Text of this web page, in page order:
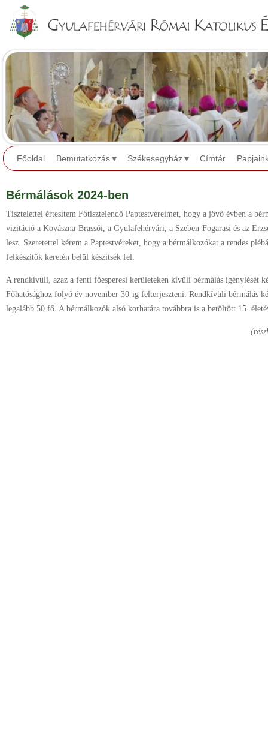
Főoldal Bemutatkozás Székesegyház Címtár
Bérmálások 2024-ben
Tisztelettel értesítem Főtisztelendő Paptestvéreimet, hogy a jövő évben a
vizitáció a Kovászna-Brassói, a Gyulafehérvári, a Szeben-Fogarasi és az
lesz. Szeretettel kérem a Paptestvéreket, hogy a bérmálkozókat a rendes
felkészítők keretén belül készítsék fel.
A rendkívüli, azaz a fenti főesperesi kerületeken kívüli bérmálás igénylését
Főhatósághoz folyó év november 30-ig felterjeszteni. Rendkívüli bérmálás
legalább 50 fő. A bérmálkozók alsó korhatára továbbra is a betöltött 15.